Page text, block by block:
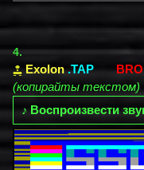
4.
Exolon .TAP
(копирайты текстом)
♪Воспроизвести